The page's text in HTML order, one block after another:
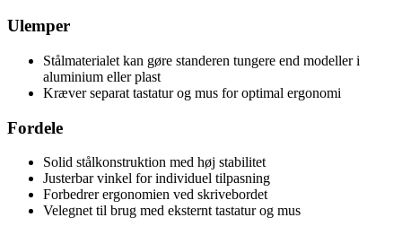
Ulemper
Stålmaterialet kan gøre standeren tungere end modeller i
aluminium eller plast
Kræver separat tastatur og mus for optimal ergonomi
Fordele
Solid stålkonstruktion med høj stabilitet
Justerbar vinkel for individuel tilpasning
Forbedrer ergonomien ved skrivebordet
Velegnet til brug med eksternt tastatur og mus